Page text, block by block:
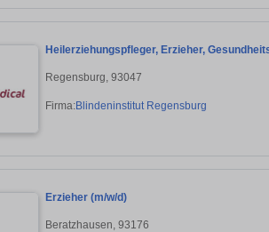
Heilerziehungspfleger, Erzieher,
Regensburg, 93047
Firma:Blindeninstitut Regensburg
Erzieher (m/w/d)
Beratzhausen, 93176